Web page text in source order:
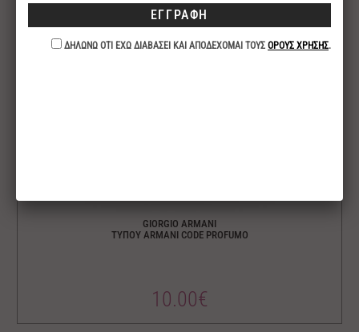
GIORGIO ARMANI
ΤΥΠΟΥ ARMANI CODE PROFUMO
10.00€